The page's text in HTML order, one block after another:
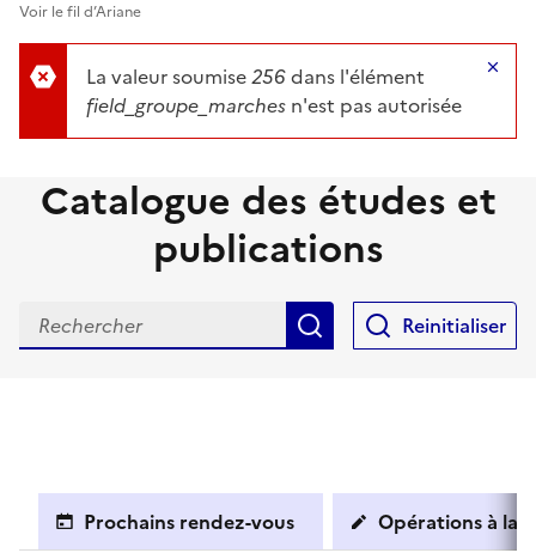
Voir le fil d’Ariane
La valeur soumise256dans l'élément
field_groupe_marches n'est pas autorisée
Catalogue des études et
publications
RechercherReinitialiser
Prochains rendez-vous Opérations à la